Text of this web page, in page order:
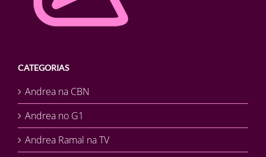
CATEGORIAS
Andrea na CBN
Andrea no G1
Andrea Ramal na TV